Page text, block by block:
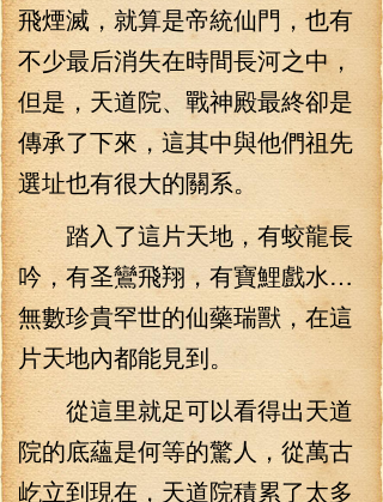
飛煙滅，就算是帝統仙門，也有
不少最后消失在時間長河之中，
但是，天道院、戰神殿最終卻是
傳承了下來，這其中與他們祖先
選址也有很大的關系。
踏入了這片天地，有蛟龍長
吟，有圣鸞飛翔，有寶鯉戲水…
無數珍貴罕世的仙藥瑞獸，在這
片天地內都能見到。
從這里就足可以看得出天道
院的底蘊是何等的驚人，從萬古
屹立到現在，天道院積累了太多